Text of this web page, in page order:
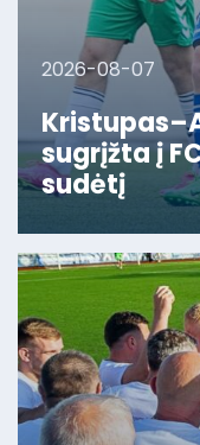
2026-08-07
sugrįžta į
sudėtį